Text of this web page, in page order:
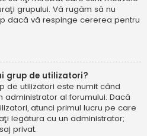
grupului. Vă rugăm să nu
dacă vă respinge cererea pentru
grup de utilizatori?
de utilizatori este numit când
al forumului. Dacă
atunci primul lucru pe care
legătura cu un administrator;
privat.